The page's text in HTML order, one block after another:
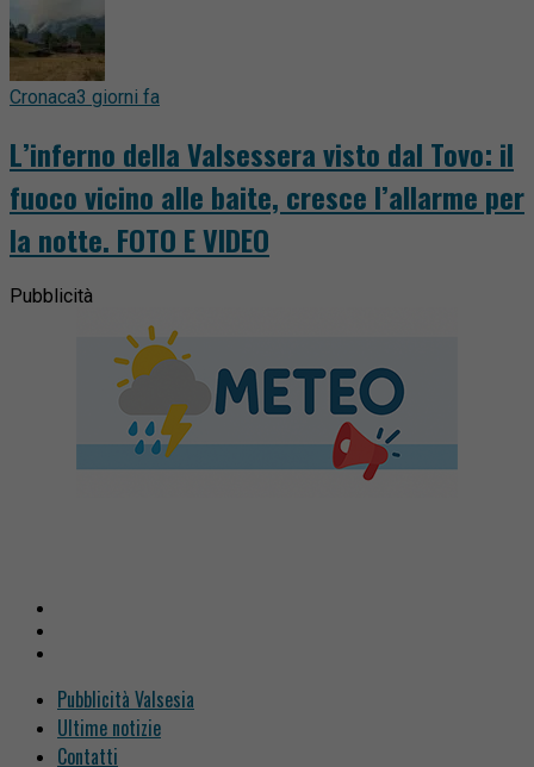
Cronaca3 giorni fa
L’inferno della Valsessera visto dal Tovo: il
fuoco vicino alle baite, cresce l’allarme per
la notte. FOTO E VIDEO
Pubblicità
Pubblicità Valsesia
Ultime notizie
Contatti